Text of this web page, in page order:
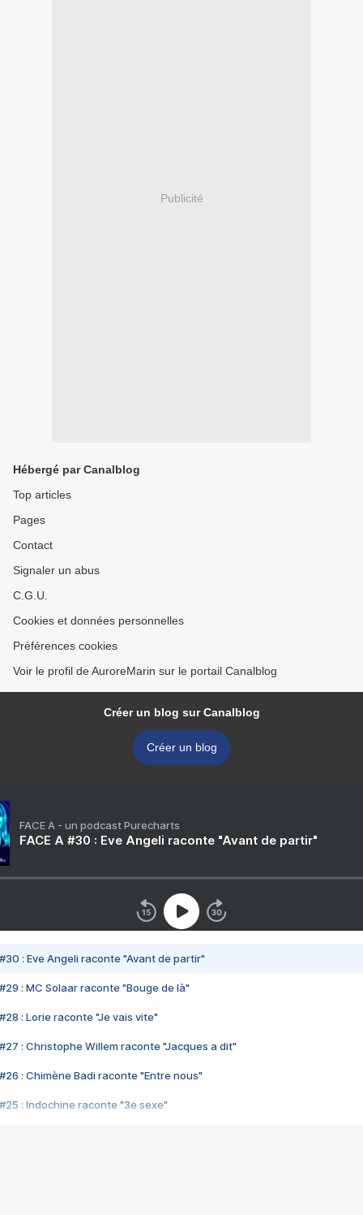
Publicité
Hébergé par Canalblog
Top articles
Pages
Contact
Signaler un abus
C.G.U.
Cookies et données personnelles
Préférences cookies
Voir le profil de AuroreMarin sur le portail Canalblog
Créer un blog sur Canalblog
Créer un blog
FACE A - un podcast Purecharts
FACE A #30 : Eve Angeli raconte "Avant de partir"
#30 : Eve Angeli raconte "Avant de partir"
#29 : MC Solaar raconte "Bouge de là"
#28 : Lorie raconte "Je vais vite"
#27 : Christophe Willem raconte "Jacques a dit"
#26 : Chimène Badi raconte "Entre nous"
#25 : Indochine raconte "3e sexe"